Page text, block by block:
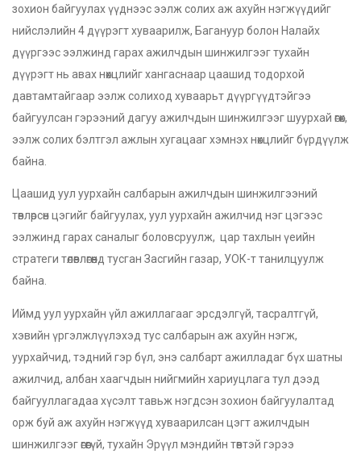
зохион байгуулах үүднээс ээлж солих аж ахуйн нэгжүүдийг
нийслэлийн 4 дүүрэгт хуваарилж, Багануур болон Налайх
дүүргээс ээлжинд гарах ажилчдын шинжилгээг тухайн
дүүрэгт нь авах нөхцлийг хангаснаар цаашид тодорхой
давтамтайгаар ээлж солиход хуваарьт дүүргүүдтэйгээ
байгуулсан гэрээний дагуу ажилчдын шинжилгээг шуурхай өгөх,
ээлж солих бэлтгэл ажлын хугацааг хэмнэх нөхцлийг бүрдүүлж
байна.
Цаашид уул уурхайн салбарын ажилчдын шинжилгээний
төвлөрсөн цэгийг байгуулах, уул уурхайн ажилчид нэг цэгээс
ээлжинд гарах саналыг боловсруулж, цар тахлын үеийн
стратеги төлөвлөгөөнд тусган Засгийн газар, УОК-т танилцуулж
байна.
Иймд уул уурхайн үйл ажиллагааг эрсдэлгүй, тасралтгүй,
хэвийн үргэлжлүүлэхэд тус салбарын аж ахуйн нэгж,
уурхайчид, тэдний гэр бүл, энэ салбарт ажилладаг бүх шатны
ажилчид, албан хаагчдын нийгмийн хариуцлага тул дээд
байгууллагадаа хүсэлт тавьж нэгдсэн зохион байгуулалтад
орж буй аж ахуйн нэгжүүд хуваарилсан цэгт ажилчдын
шинжилгээг өгөөгүй, тухайн Эрүүл мэндийн төвтэй гэрээ